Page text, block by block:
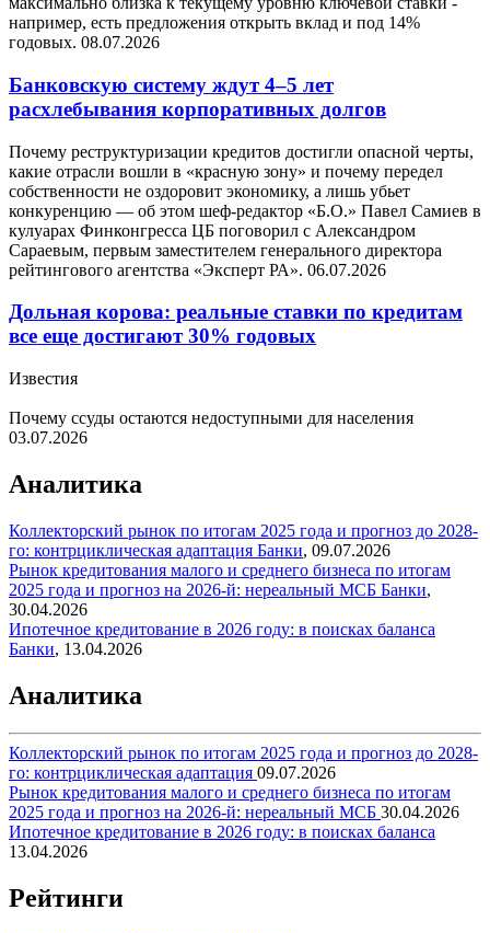
например, есть предложения открыть вклад и под 14%
годовых. 08.07.2026
Банковскую систему ждут 4–5 лет
расхлебывания корпоративных долгов
Почему реструктуризации кредитов достигли опасной черты,
какие отрасли вошли в «красную зону» и почему передел
собственности не оздоровит экономику, а лишь убьет
конкуренцию — об этом шеф-редактор «Б.О.» Павел Самиев в
кулуарах Финконгресса ЦБ поговорил с Александром
Сараевым, первым заместителем генерального директора
рейтингового агентства «Эксперт РА». 06.07.2026
Дольная корова: реальные ставки по кредитам
все еще достигают 30% годовых
Известия
Почему ссуды остаются недоступными для населения
03.07.2026
Аналитика
Коллекторский рынок по итогам 2025 года и прогноз до 2028-
го: контрциклическая адаптация Банки, 09.07.2026
Рынок кредитования малого и среднего бизнеса по итогам
2025 года и прогноз на 2026-й: нереальный МСБ Банки,
30.04.2026
Ипотечное кредитование в 2026 году: в поисках баланса
Банки, 13.04.2026
Аналитика
Коллекторский рынок по итогам 2025 года и прогноз до 2028-
го: контрциклическая адаптация 09.07.2026
Рынок кредитования малого и среднего бизнеса по итогам
2025 года и прогноз на 2026-й: нереальный МСБ 30.04.2026
Ипотечное кредитование в 2026 году: в поисках баланса
13.04.2026
Рейтинги